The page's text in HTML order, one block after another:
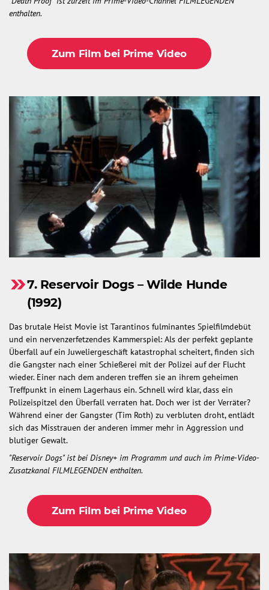
enthalten.
Zum Film bei Prime Video
7. Reservoir Dogs – Wilde Hunde
(1992)
Das brutale Heist Movie ist Tarantinos fulminantes Spielfilmdebüt
und ein nervenzerfetzendes Kammerspiel: Als der perfekt geplante
Überfall auf ein Juweliergeschäft katastrophal scheitert, finden sich
die Gangster nach einer Schießerei mit der Polizei auf der Flucht
wieder. Einer nach dem anderen treffen sie an ihrem geheimen
Treffpunkt in einem Lagerhaus ein. Schnell wird klar, dass ein
Polizeispitzel den Überfall verraten hat. Doch wer ist der Verräter?
Während einer der Gangster (Tim Roth) zu verbluten droht, entlädt
sich das Misstrauen der anderen immer mehr in Aggression und
blutiger Gewalt.
"Reservoir Dogs" ist bei Disney+ im Programm und auch im Prime-Video-
Zusatzkanal FILMLEGENDEN enthalten.
Zum Film bei Prime Video